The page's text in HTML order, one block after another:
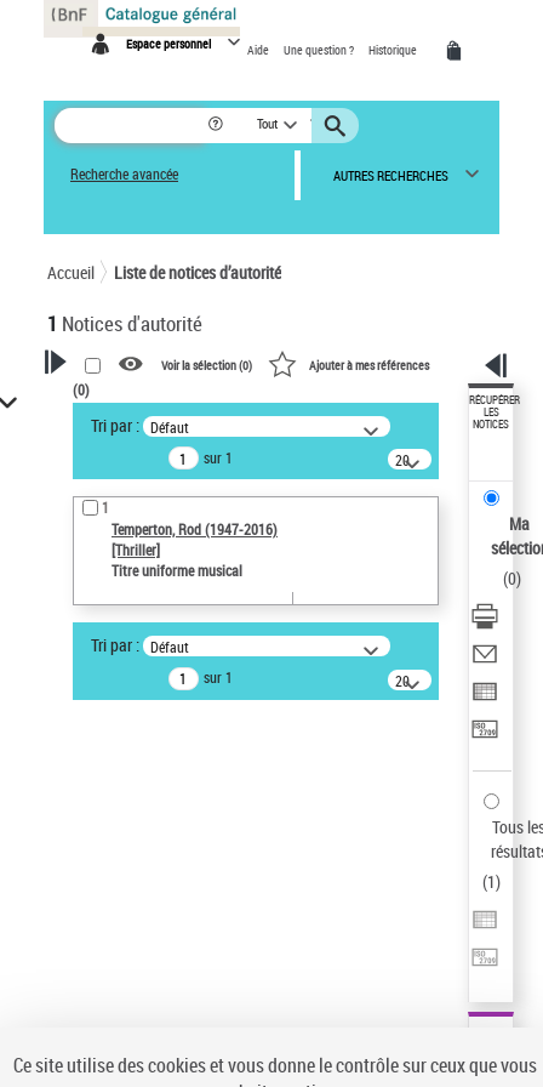
Espace personnel Aide Une question ? Historique
Tout
Recherche avancée AUTRES RECHERCHES
Accueil Liste de notices d’autorité
1 Notices d'autorité
VOTRE RECHERCHE
Recherche avancée dans les
notices d’autorité
Œuvres liées à l'auteur :
Temperton, Rod (1947-2016)
Sauvegarder votre recherche
AFFINER
Type de notice d'autorité
Voir la sélection (0) Ajouter à mes références
(0)
Tri par : Défaut
sur 1
20
résultats/page
1
Temperton, Rod (1947-2016)
[Thriller]
Titre uniforme musical
Tri par : Défaut
sur 1
20
résultats/page
RÉCUPÉRER
LES
NOTICES
Ma
(0)
Tous
(1)
Panneau de gestion des cookies
Ce site utilise des cookies et vous donne le contrôle sur ceux que vous